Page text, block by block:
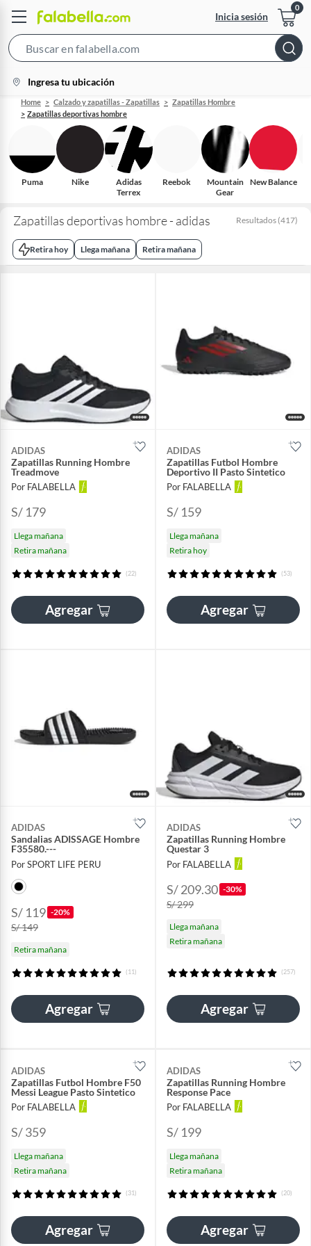
Inicia sesión
Bar
location-
icon
Ingresa tu ubicación
Home Calzado y zapatillas - Zapatillas
Zapatillas Hombre
Zapatillas deportivas hombre
Puma Nike
Adidas
Terrex
Reebok
Mountain
Gear
New Balance
Zapatillas deportivas hombre - adidas Resultados (417)
Retira hoy Llega mañana Retira mañana
ADIDAS
Zapatillas Running Hombre
Treadmove
Por FALABELLA
S/ 179
Llega mañana
Retira mañana
(22)
Agregar
ADIDAS
Zapatillas Futbol Hombre
Deportivo II Pasto Sintetico
Por FALABELLA
S/ 159
Llega mañana
Retira hoy
(53)
Agregar
ADIDAS
Sandalias ADISSAGE Hombre
F35580.---
Por SPORT LIFE PERU
S/ 119 -20%
S/ 149
Retira mañana
(11)
Agregar
ADIDAS
Zapatillas Running Hombre
Questar 3
Por FALABELLA
S/ 209.30 -30%
S/ 299
Llega mañana
Retira mañana
(257)
Agregar
ADIDAS
Zapatillas Futbol Hombre F50
Messi League Pasto Sintetico
Por FALABELLA
S/ 359
Llega mañana
Retira mañana
(31)
Agregar
ADIDAS
Zapatillas Running Hombre
Response Pace
Por FALABELLA
S/ 199
Llega mañana
Retira mañana
(20)
Agregar